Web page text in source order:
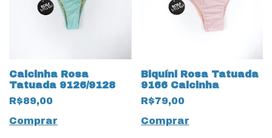
Calcinha Rosa
Tatuada 9126/9128
R$89,00
Comprar
Biquíni Rosa Tatuada
9166 Calcinha
R$79,00
Comprar